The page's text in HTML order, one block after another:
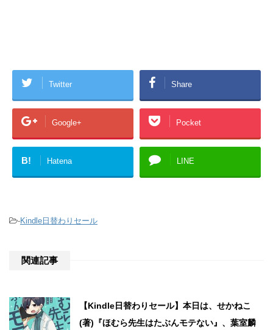
Twitter Share
Google+ Pocket
B! Hatena LINE
-Kindle日替わりセール
関連記事
【Kindle日替わりセール】本日は、せかねこ
(著)『ほむら先生はたぶんモテない』、葉室麟